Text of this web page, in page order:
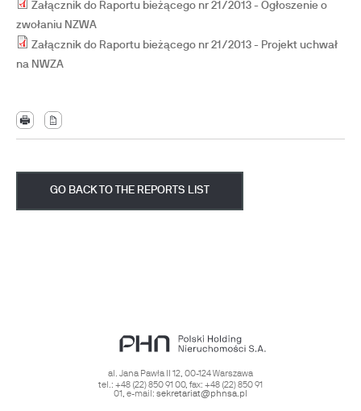
Załącznik do Raportu bieżącego nr 21/2013 - Ogłoszenie o
zwołaniu NZWA
Załącznik do Raportu bieżącego nr 21/2013 - Projekt uchwał
na NWZA
GO BACK TO THE REPORTS LIST
al. Jana Pawła II 12, 00-124 Warszawa
tel.: +48 (22) 850 91 00, fax: +48 (22) 850 91
01, e-mail: sekretariat@phnsa.pl